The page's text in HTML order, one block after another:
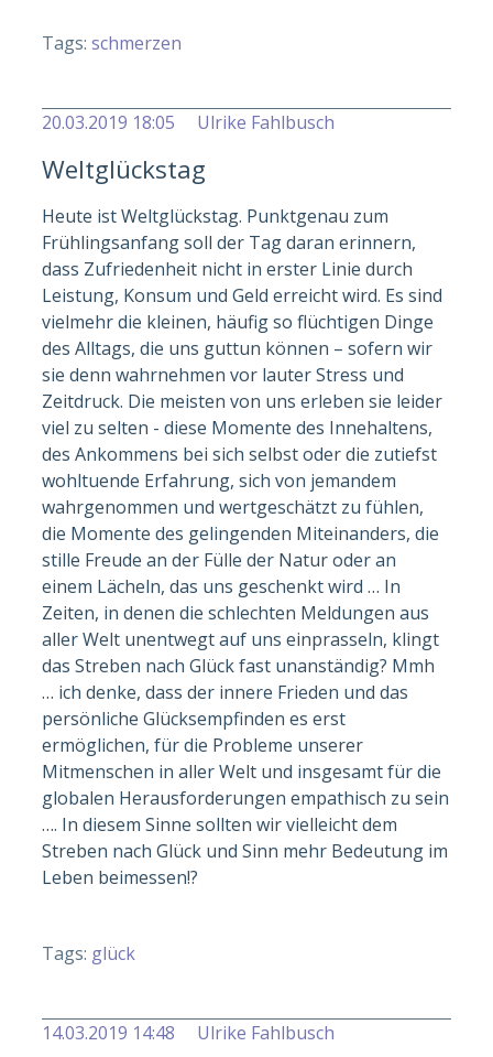
Tags:schmerzen
20.03.2019 18:05 Ulrike Fahlbusch
Weltglückstag
Heute ist Weltglückstag. Punktgenau zum
Frühlingsanfang soll der Tag daran erinnern,
dass Zufriedenheit nicht in erster Linie durch
Leistung, Konsum und Geld erreicht wird. Es sind
vielmehr die kleinen, häufig so flüchtigen Dinge
des Alltags, die uns guttun können – sofern wir
sie denn wahrnehmen vor lauter Stress und
Zeitdruck. Die meisten von uns erleben sie leider
viel zu selten - diese Momente des Innehaltens,
des Ankommens bei sich selbst oder die zutiefst
wohltuende Erfahrung, sich von jemandem
wahrgenommen und wertgeschätzt zu fühlen,
die Momente des gelingenden Miteinanders, die
stille Freude an der Fülle der Natur oder an
einem Lächeln, das uns geschenkt wird … In
Zeiten, in denen die schlechten Meldungen aus
aller Welt unentwegt auf uns einprasseln, klingt
das Streben nach Glück fast unanständig? Mmh
… ich denke, dass der innere Frieden und das
persönliche Glücksempfinden es erst
ermöglichen, für die Probleme unserer
Mitmenschen in aller Welt und insgesamt für die
globalen Herausforderungen empathisch zu sein
…. In diesem Sinne sollten wir vielleicht dem
Streben nach Glück und Sinn mehr Bedeutung im
Leben beimessen!?
Tags: glück
14.03.2019 14:48 Ulrike Fahlbusch